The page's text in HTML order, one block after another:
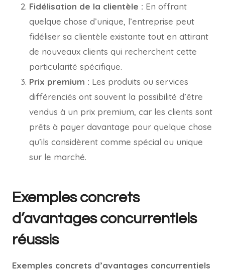
Fidélisation de la clientèle : En offrant
quelque chose d’unique, l’entreprise peut
fidéliser sa clientèle existante tout en attirant
de nouveaux clients qui recherchent cette
particularité spécifique.
Prix premium : Les produits ou services
différenciés ont souvent la possibilité d’être
vendus à un prix premium, car les clients sont
prêts à payer davantage pour quelque chose
qu’ils considèrent comme spécial ou unique
sur le marché.
Exemples concrets
d’avantages concurrentiels
réussis
Exemples concrets d’avantages concurrentiels